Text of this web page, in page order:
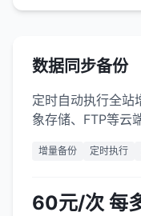
数据同步备份
定时自动执行全站
象存储、FTP等云
增量备份 定时执行
60元/次 每